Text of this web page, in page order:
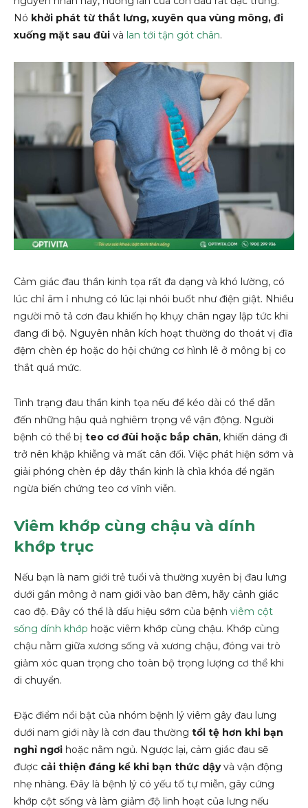
Nó khởi phát từ thắt lưng, xuyên qua vùng mông, đi
xuống mặt sau đùi và lan tới tận gót chân.
Cảm giác đau thần kinh tọa rất đa dạng và khó lường, có
lúc chỉ âm ỉ nhưng có lúc lại nhói buốt như điện giật. Nhiều
người mô tả cơn đau khiến họ khụy chân ngay lập tức khi
đang đi bộ. Nguyên nhân kích hoạt thường do thoát vị đĩa
đệm chèn ép hoặc do hội chứng cơ hình lê ở mông bị co
thắt quá mức.
Tình trạng đau thần kinh tọa nếu để kéo dài có thể dẫn
đến những hậu quả nghiêm trọng về vận động. Người
bệnh có thể bị teo cơ đùi hoặc bắp chân, khiến dáng đi
trở nên khập khiễng và mất cân đối. Việc phát hiện sớm và
giải phóng chèn ép dây thần kinh là chìa khóa để ngăn
ngừa biến chứng teo cơ vĩnh viễn.
Viêm khớp cùng chậu và dính
khớp trục
Nếu bạn là nam giới trẻ tuổi và thường xuyên bị đau lưng
dưới gần mông ở nam giới vào ban đêm, hãy cảnh giác
cao độ. Đây có thể là dấu hiệu sớm của bệnh viêm cột
sống dính khớp hoặc viêm khớp cùng chậu. Khớp cùng
chậu nằm giữa xương sống và xương chậu, đóng vai trò
giảm xóc quan trọng cho toàn bộ trọng lượng cơ thể khi
di chuyển.
Đặc điểm nổi bật của nhóm bệnh lý viêm gây đau lưng
dưới nam giới này là cơn đau thường tồi tệ hơn khi bạn
nghỉ ngơi hoặc nằm ngủ. Ngược lại, cảm giác đau sẽ
được cải thiện đáng kể khi bạn thức dậyvà vận động
nhẹ nhàng. Đây là bệnh lý có yếu tố tự miễn, gây cứng
khớp cột sống và làm giảm độ linh hoạt của lưng nếu